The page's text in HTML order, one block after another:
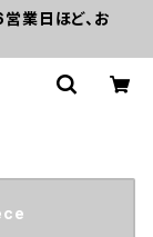
業日ほど、お